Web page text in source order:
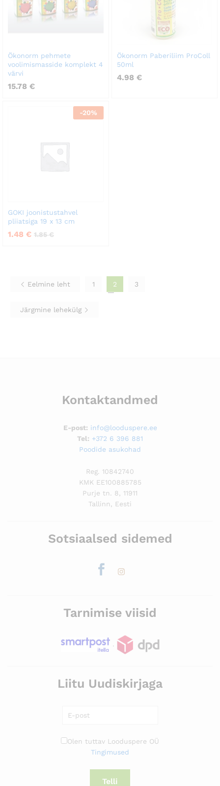
Ökonorm pehmete
voolimismasside komplekt 4
värvi
15.78 €
Ökonorm Paberiliim ProColl
50ml
4.98 €
-20%
GOKI joonistustahvel
pliiatsiga 19 x 13 cm
1.48 € 1.85€
Eelmine leht 1 2 3
Järgmine lehekülg
Kontaktandmed
E-post: info@looduspere.ee
Tel: +372 6 396 881
Poodide asukohad
Reg. 10842740
KMK EE100885785
Purje tn. 8, 11911
Tallinn, Eesti
Sotsiaalsed sidemed
Tarnimise viisid
Liitu Uudiskirjaga
Olen tuttav Looduspere OÜ
Tingimused
Telli